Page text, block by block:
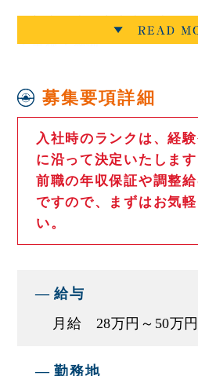
・車検・整備
・カー用品の買取販売
などを行う会社です！
販売だけではなく、車検整
て行える強みを活かし、「
せることができる」そんな
業務をおこなっています。
今後も、地域とのつながり
しい・元気なお店”としてお
募集要項詳細
入社時のランクは、経
に沿って決定いたします
前職の年収保証や調整
ですので、まずはお気
い。
給与
月給 28万円～50万円
勤務地